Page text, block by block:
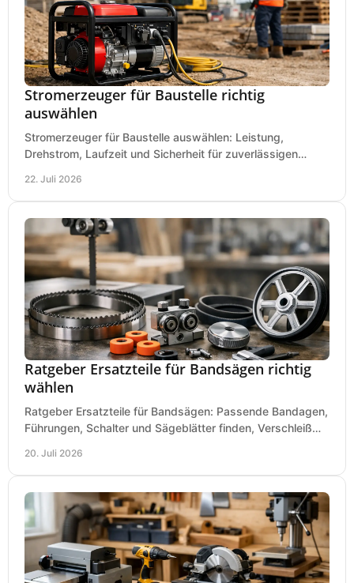
Stromerzeuger für Baustelle richtig
auswählen
Stromerzeuger für Baustelle auswählen: Leistung,
Drehstrom, Laufzeit und Sicherheit für zuverlässigen
22. Juli 2026
Ratgeber Ersatzteile für Bandsägen richtig
wählen
Ratgeber Ersatzteile für Bandsägen: Passende Bandagen,
Führungen, Schalter und Sägeblätter finden, Verschleiß
20. Juli 2026